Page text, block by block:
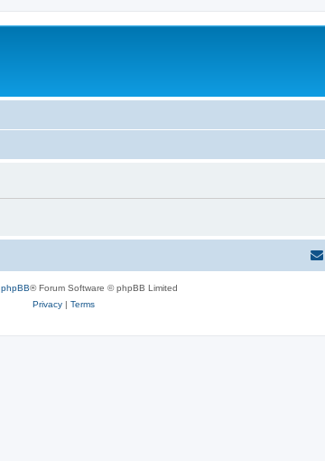
phpBB® Forum Software © phpBB Limited
Privacy| Terms